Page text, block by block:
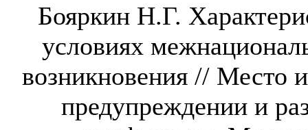
Бояркин Н.Г.
условиях
возникновения // Место
предупреждении и